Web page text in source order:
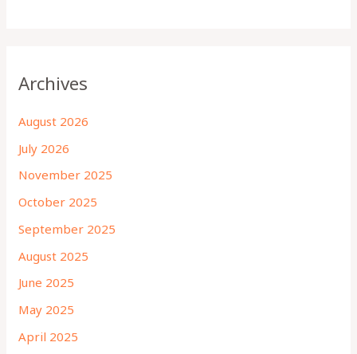
Archives
August 2026
July 2026
November 2025
October 2025
September 2025
August 2025
June 2025
May 2025
April 2025